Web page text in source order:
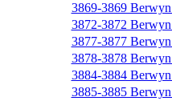
3869-3869
3872-3872
3877-3877
3878-3878
3884-3884
3885-3885